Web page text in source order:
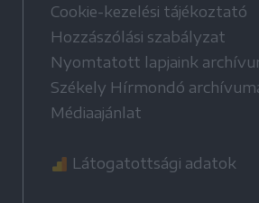
Cookie-kezelési tájékoztató
Hozzászólási szabályzat
Nyomtatott lapjaink
Székely Hírmondó
Médiaajánlat
Látogatottsági adatok